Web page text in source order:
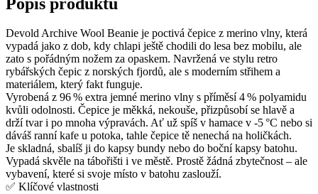
Devold Archive Wool Beanie je poctivá čepice z merino vlny, která
vypadá jako z dob, kdy chlapi ještě chodili do lesa bez mobilu, ale
zato s pořádným nožem za opaskem. Navržená ve stylu retro
rybářských čepic z norských fjordů, ale s moderním střihem a
materiálem, který fakt funguje.
Vyrobená z 96 % extra jemné merino vlny s příměsí 4 % polyamidu
kvůli odolnosti. Čepice je měkká, nekouše, přizpůsobí se hlavě a
drží tvar i po mnoha výpravách. Ať už spíš v hamace v -5 °C nebo si
dáváš ranní kafe u potoka, tahle čepice tě nenechá na holičkách.
Je skladná, sbalíš ji do kapsy bundy nebo do boční kapsy batohu.
Vypadá skvěle na tábořišti i ve městě. Prostě žádná zbytečnost – ale
vybavení, které si svoje místo v batohu zaslouží.
✅ Klíčové vlastnosti